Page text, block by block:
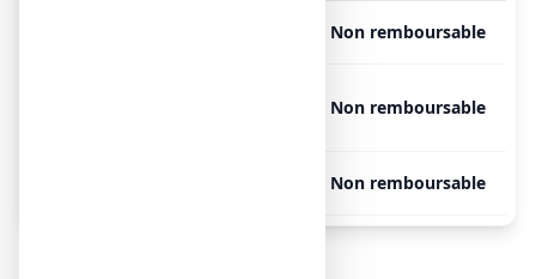
Non remboursable
Non remboursable
Non remboursable